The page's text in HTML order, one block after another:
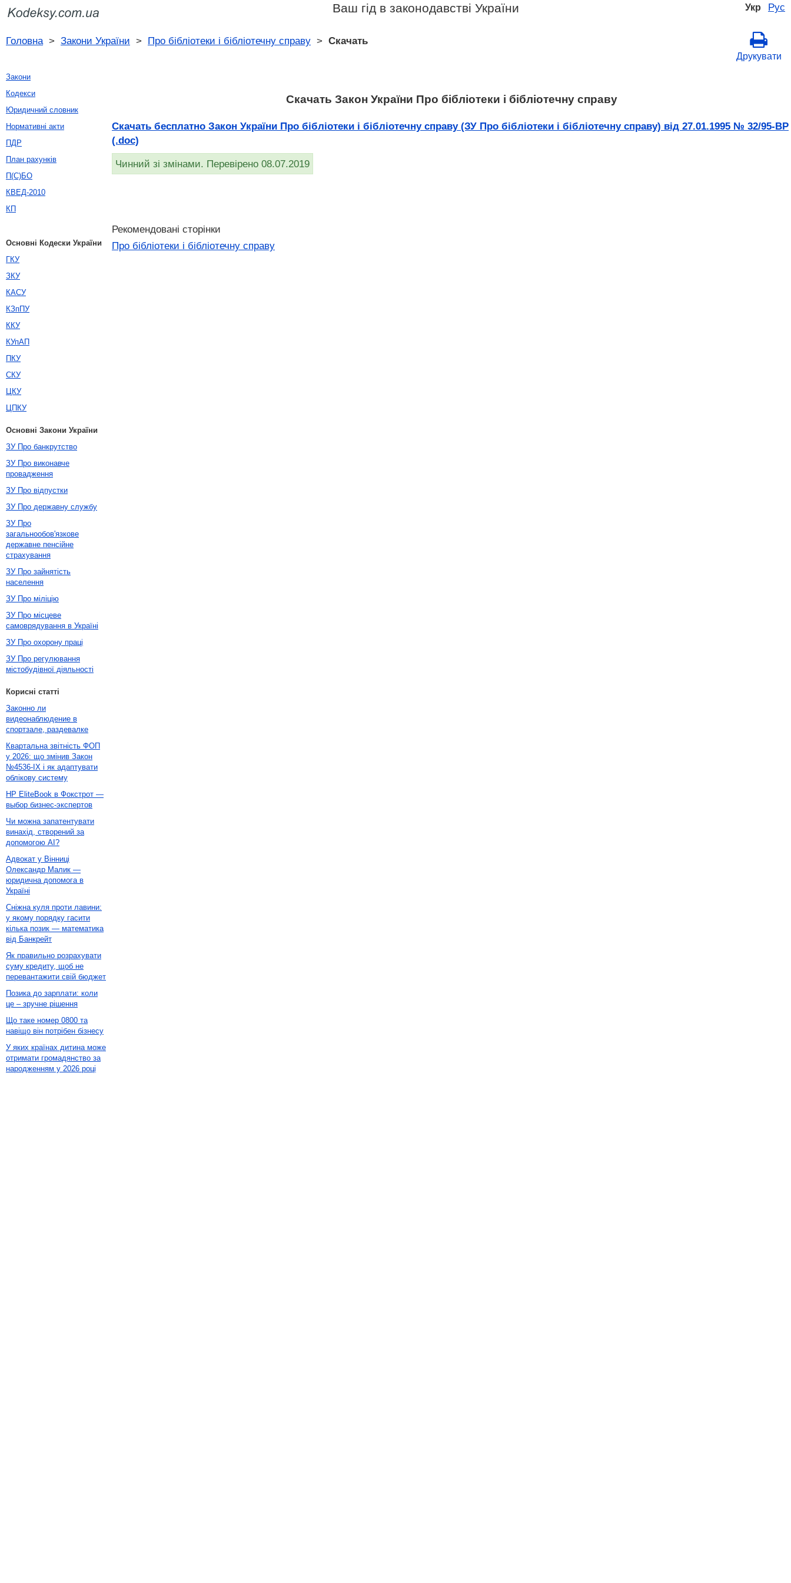
Укр Рус
Ваш гід в законодавстві України
Головна> Закони України > Про бібліотеки і бібліотечну справу > Скачать
Друкувати
Скачать Закон України Про бібліотеки і бібліотечну справу
Скачать бесплатно Закон України Про бібліотеки і бібліотечну справу (ЗУ Про бібліотеки і бібліотечну справу) від 27.01.1995 № 32/95-ВР
(.doc)
Чинний зі змінами. Перевірено 08.07.2019
Рекомендовані сторінки
Про бібліотеки і бібліотечну справу
Закони
Кодекси
Юридичний словник
Нормативні акти
ПДР
План рахунків
П(С)БО
КВЕД-2010
КП
Основні Кодески України
ГКУ
ЗКУ
КАСУ
КЗпПУ
ККУ
КУпАП
ПКУ
СКУ
ЦКУ
ЦПКУ
Основні Закони України
ЗУ Про банкрутство
ЗУ Про виконавче
провадження
ЗУ Про відпустки
ЗУ Про державну службу
ЗУ Про
загальнообов'язкове
державне пенсійне
страхування
ЗУ Про зайнятість
населення
ЗУ Про міліцію
ЗУ Про місцеве
самоврядування в Україні
ЗУ Про охорону праці
ЗУ Про регулювання
містобудівної діяльності
Корисні статті
Законно ли
видеонаблюдение в
спортзале, раздевалке
Квартальна звітність ФОП
у 2026: що змінив Закон
№4536-IX і як адаптувати
облікову систему
HP EliteBook в Фокстрот —
выбор бизнес-экспертов
Чи можна запатентувати
винахід, створений за
допомогою AI?
Адвокат у Вінниці
Олександр Малик —
юридична допомога в
Україні
Сніжна куля проти лавини:
у якому порядку гасити
кілька позик — математика
від Банкрейт
Як правильно розрахувати
суму кредиту, щоб не
перевантажити свій бюджет
Позика до зарплати: коли
це – зручне рішення
Що таке номер 0800 та
навіщо він потрібен бізнесу
У яких країнах дитина може
отримати громадянство за
народженням у 2026 році